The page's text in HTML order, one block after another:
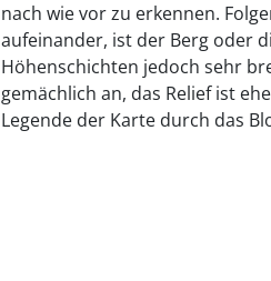
nach wie vor zu erkennen.
aufeinander, ist der Berg oder
Höhenschichten jedoch sehr
gemächlich an, das Relief ist
Legende der Karte durch das